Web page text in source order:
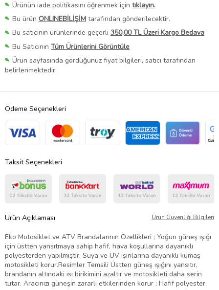
Ürünün iade politikasını öğrenmek için tıklayın.
Bu ürün ONLINEBİLİŞİM tarafından gönderilecektir.
Bu satıcının ürünlerinde geçerli 350,00 TL Üzeri Kargo Bedava
Bu Satıcının Tüm Ürünlerini Görüntüle
Ürün sayfasında gördüğünüz fiyat bilgileri, satıcı tarafından
belirlenmektedir.
Ödeme Seçenekleri
Taksit Seçenekleri
Ürün Açıklaması Ürün Güvenliği Bilgileri
Eko Motosiklet ve ATV Brandalarının Özellikleri ; Yoğun güneş ışığı
için üstten yansıtmaya sahip hafif, hava koşullarına dayanıklı
polyesterden yapılmıştır. Suya ve UV ışınlarına dayanıklı kumaş
motosikleti korur.Resimler Temsili Üstten güneş ışığını yansıtır,
brandanın altındaki ısı birikimini azaltır ve motosikleti daha serin
tutar. Aracınızı güneşin zararlı etkilerinden korur ; Hafif polyester